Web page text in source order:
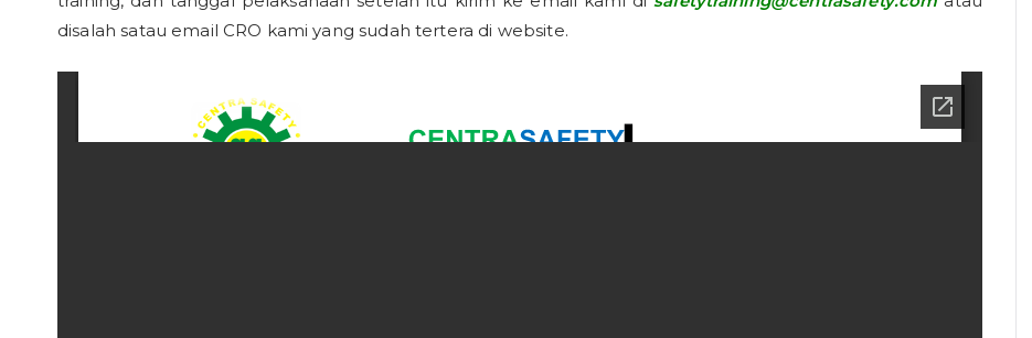
disalah satau email CRO kami yang sudah tertera di website.